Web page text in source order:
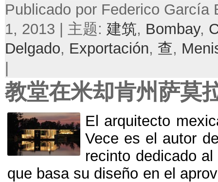
Publicado por Federico García
1, 2013 | 主题: 建筑, Bombay,
Delgado, Exportación, 查,
教堂在米却肯州萨莫
El arquitecto
Vece es el autor
recinto dedicado
que basa su diseño en el